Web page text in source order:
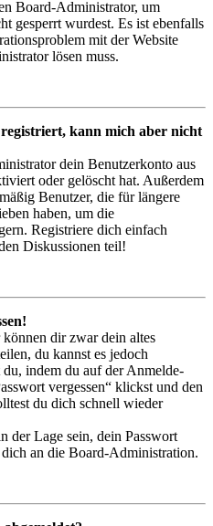
Board-Administrator, um
gesperrt wurdest. Es ist ebenfalls
mit der Website
lösen muss.
kann mich aber nicht
dein Benutzerkonto aus
oder gelöscht hat. Außerdem
Benutzer, die für längere
haben, um die
Registriere dich einfach
Diskussionen teil!
dir zwar dein altes
du kannst es jedoch
indem du auf der Anmelde-
vergessen“ klickst und den
du dich schnell wieder
der Lage sein, dein Passwort
an die Board-Administration.